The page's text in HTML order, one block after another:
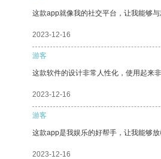
这款app就像我的社交平台，让我能够与
2023-12-16
游客
这款软件的设计非常人性化，使用起来非
2023-12-16
游客
这款app是我娱乐的好帮手，让我能够放
2023-12-16